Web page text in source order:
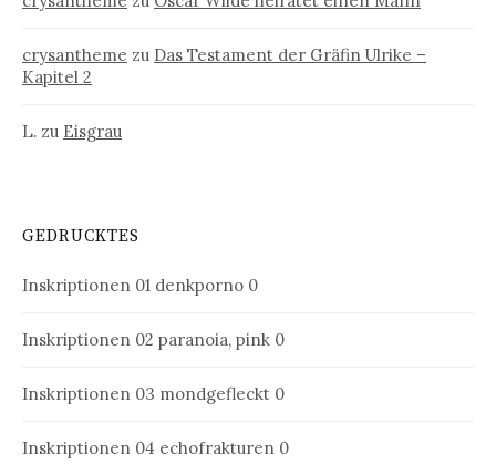
crysantheme zu Das Testament der Gräfin Ulrike –
Kapitel 2
L. zu Eisgrau
GEDRUCKTES
Inskriptionen 01 denkporno 0
Inskriptionen 02 paranoia, pink 0
Inskriptionen 03 mondgefleckt 0
Inskriptionen 04 echofrakturen 0